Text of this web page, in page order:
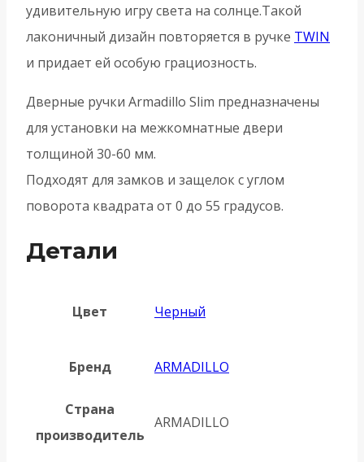
удивительную игру света на солнце.Такой
лаконичный дизайн повторяется в ручке TWIN
и придает ей особую грациозность.
Дверные ручки Armadillo Slim предназначены
для установки на межкомнатные двери
толщиной 30-60 мм.
Подходят для замков и защелок с углом
поворота квадрата от 0 до 55 градусов.
Детали
Цвет Черный
Бренд ARMADILLO
Страна
производитель
ARMADILLO